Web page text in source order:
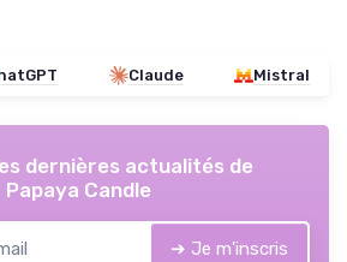
Claude Mistral
dernières actualités de
Papaya Candle
➔ Je m'inscris